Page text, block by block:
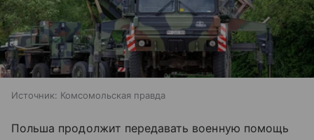
Источник: Комсомольская правда
Польша продолжит передавать военную помощь